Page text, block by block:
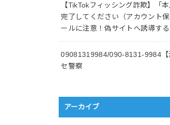
【TikTokフィッシング詐欺】「
完了してください（アカウント
ールに注意！偽サイトへ誘導す
09081319984/090-8131-9984【
セ警察
アーカイブ